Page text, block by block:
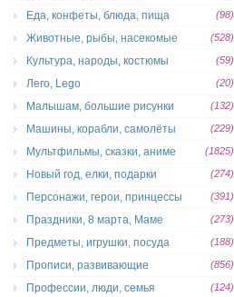
Еда, конфеты, блюда, пища (98)
Животные, рыбы, насекомые (528)
Культура, народы, костюмы (59)
Лего, Lego (20)
Малышам, большие рисунки (132)
Машины, корабли, самолёты (229)
Мультфильмы, сказки, аниме (1825)
Новый год, елки, подарки (274)
Персонажи, герои, принцессы (391)
Праздники, 8 марта, Маме (273)
Предметы, игрушки, посуда (188)
Прописи, развивающие (856)
Профессии, люди, семья (124)